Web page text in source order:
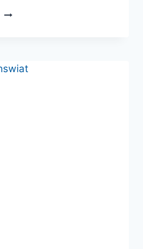
WYOBRAŻONE
W